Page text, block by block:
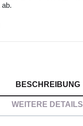
ab.
BESCHREIBUNG
WEITERE DETAILS